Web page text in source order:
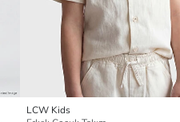
LCW Kids